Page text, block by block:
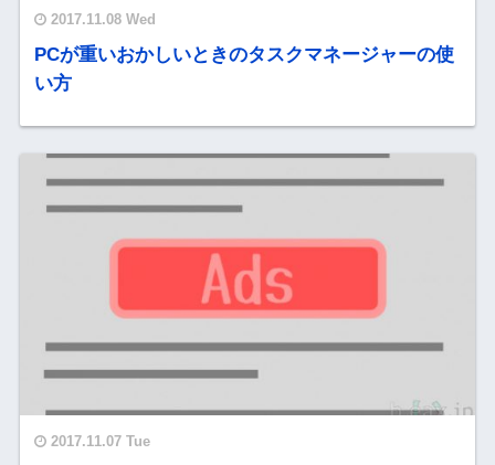
2017.11.08 Wed
PCが重いおかしいときのタスクマネージャーの使
い方
2017.11.07 Tue